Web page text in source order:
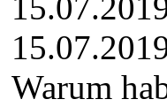
Warum